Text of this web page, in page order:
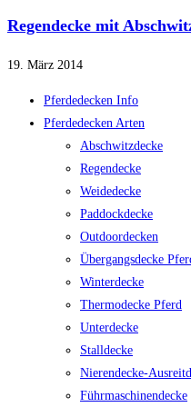
Regendecke mit
19. März 2014
Pferdedecken Info
Pferdedecken Arten
Abschwitzdecke
Regendecke
Weidedecke
Paddockdecke
Outdoordecken
Übergangsdecke
Winterdecke
Thermodecke Pferd
Unterdecke
Stalldecke
Nierendecke-
Führmaschinendecke